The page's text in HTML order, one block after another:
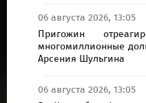
06 августа 2026, 13:05
Пригожин
многомиллионные
Арсения Шульгина
06 августа 2026, 13:05